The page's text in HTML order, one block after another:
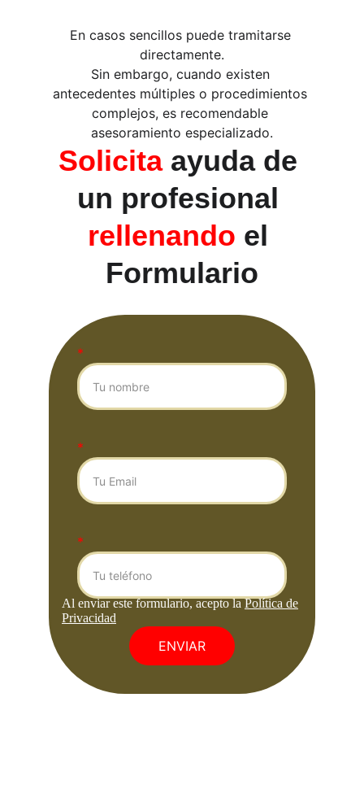
En casos sencillos puede tramitarse
directamente.
Sin embargo, cuando existen
antecedentes múltiples o procedimientos
complejos, es recomendable
asesoramiento especializado.
Solicita ayuda de
un profesional
rellenando el
Formulario
*
*
*
ENVIAR